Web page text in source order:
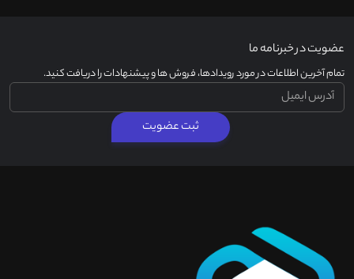
عضویت در خبرنامه ما
تمام آخرین اطلاعات در مورد رویدادها، فروش ها و پیشنهادات را دریافت کنید.
ثبت عضویت